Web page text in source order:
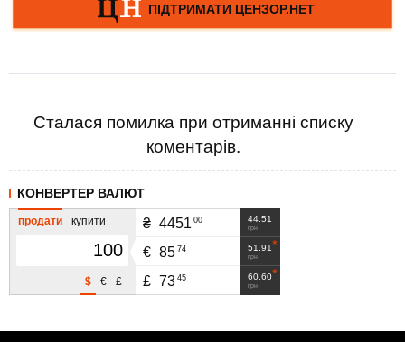
Сталася помилка при отриманні списку
коментарів.
КОНВЕРТЕР ВАЛЮТ
продати купити
£
€
$
44.51
грн
₴ 4451 00
51.91
грн
€ 85 74
60.60
грн
£ 73 45